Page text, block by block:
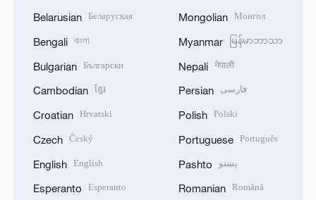
Belarusian Беларуская
Bengali বাংলা
Bulgarian Български
Cambodian ខ្មែរ
Croatian Hrvatski
Czech Český
English English
Esperanto Esperanto
Mongolian Монгол
Myanmar မြန်မာဘာသာ
Nepali नेपाली
Persian فارسی
Polish Polski
Portuguese Português
Pashto پښتو
Romanian Română